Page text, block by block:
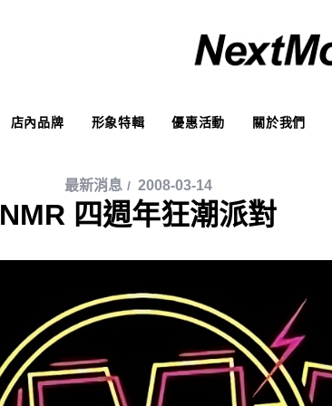
店內品牌 形象特輯 優惠活動 關於我們
最新消息 2008-03-14
NMR 四週年狂潮派對